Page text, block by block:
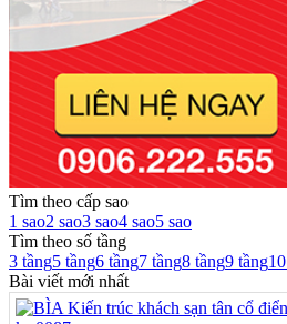
Tìm theo cấp sao
1 sao2 sao3 sao4 sao5 sao
Tìm theo số tầng
3 tầng5 tầng6 tầng7 tầng8 tầng9 tầng
Bài viết mới nhất